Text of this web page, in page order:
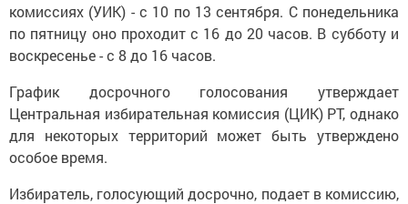
комиссиях (УИК) - с 10 по 13 сентября. С понедельника
по пятницу оно проходит с 16 до 20 часов. В субботу и
воскресенье - с 8 до 16 часов.
График досрочного голосования утверждает
Центральная избирательная комиссия (ЦИК) РТ, однако
для некоторых территорий может быть утверждено
особое время.
Избиратель, голосующий досрочно, подает в комиссию,